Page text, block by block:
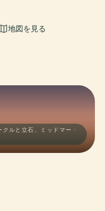
地図を見る
ルと立石、ミッドマー ·